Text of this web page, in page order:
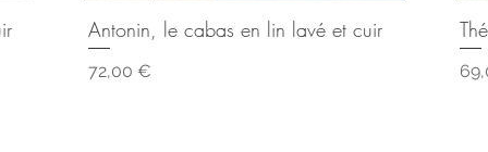
Aperçu rapide
Antonin, le cabas en lin lavé et cuir
Prix
72,00 € Prix